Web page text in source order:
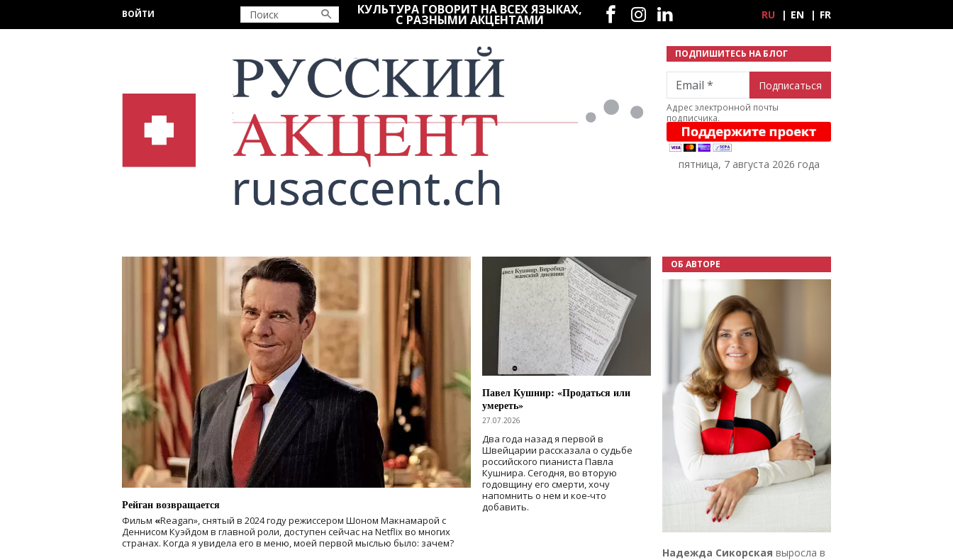
ВОЙТИ КУЛЬТУРА ГОВОРИТ НА ВСЕХ ЯЗЫКАХ,
С РАЗНЫМИ АКЦЕНТАМИ
Социальные сети
RU EN FR
ПОДПИШИТЕСЬ НА БЛОГ
Email
Адрес электронной почты
подписчика.
пятница, 7 августа 2026 года
Рейган возвращается
Фильм «Reagan», снятый в 2024 годурежиссером Шоном Макнамарой с
Деннисом Куэйдом в главной роли, доступен сейчас на Netflix во многих
странах. Когда я увидела его в меню, моей первой мыслью было: зачем?
Павел Кушнир: «Продаться или
умереть»
27.07.2026
Два года назад я первой в
Швейцарии рассказала о судьбе
российского пианиста Павла
Кушнира. Сегодня, во вторую
годовщину его смерти, хочу
напомнить о нем и кое-что
добавить.
ОБ АВТОРЕ
Надежда Сикорская выросла в